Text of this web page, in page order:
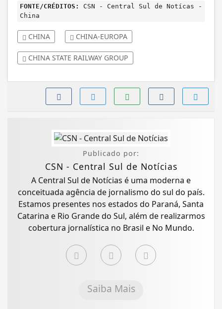
FONTE/CRÉDITOS:
CSN - Central Sul de Notícas -
China
CHINA CHINA-EUROPA
CHINA STATE RAILWAY GROUP
Publicado por:
CSN - Central Sul de Notícias
A Central Sul de Notícias é uma moderna e
conceituada agência de jornalismo do sul do país.
Estamos presentes nos estados do Paraná, Santa
Catarina e Rio Grande do Sul, além de realizarmos
cobertura jornalística no Brasil e No Mundo.
Saiba Mais